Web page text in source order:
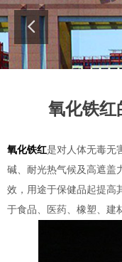
颜料 ꄲ 氧化铁红的
氧化铁红
氧化铁红是对人体无毒无
碱、耐光热气候及高遮盖
效，用途于保健品起提高
于食品、医药、橡塑、建